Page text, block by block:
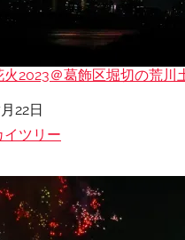
火2023＠葛飾区堀切の荒川
22日
イツリー